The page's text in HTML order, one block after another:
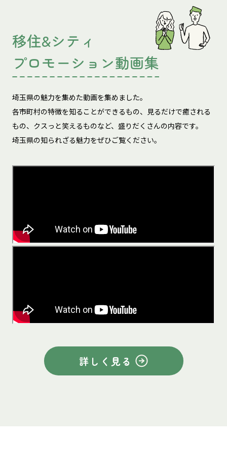
移住&シティ
プロモーション動画集
埼玉県の魅力を集めた動画を集めました。
各市町村の特徴を知ることができるもの、見るだけで癒される
もの、 クスっと笑えるものなど、盛りだくさんの内容です。
埼玉県の知られざる魅力をぜひご覧ください。
詳しく見る